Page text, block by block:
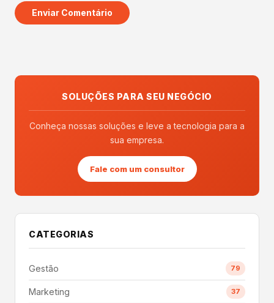
SOLUÇÕES PARA SEU NEGÓCIO
Conheça nossas soluções e leve a tecnologia para a
sua empresa.
Fale com um consultor
CATEGORIAS
Gestão 79
Marketing 37